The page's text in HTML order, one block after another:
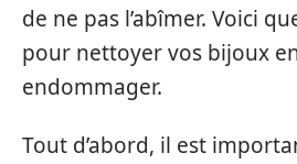
de ne pas l’abîmer. Voici
pour nettoyer vos bijoux
endommager.
Tout d’abord, il est